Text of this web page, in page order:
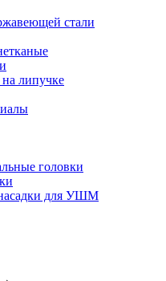
стали
липучке
головки
для УШМ